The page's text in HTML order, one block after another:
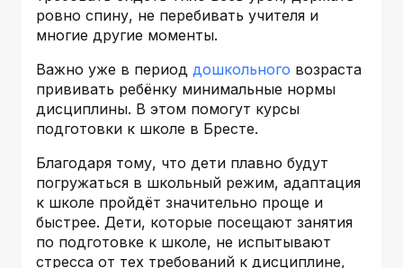
ровно спину, не перебивать учителя и
многие другие моменты.
Важно уже в период дошкольного возраста
прививать ребёнку минимальные нормы
дисциплины. В этом помогут курсы
подготовки к школе в Бресте.
Благодаря тому, что дети плавно будут
погружаться в школьный режим, адаптация
к школе пройдёт значительно проще и
быстрее. Дети, которые посещают занятия
по подготовке к школе, не испытывают
стресса от тех требований к дисциплине,